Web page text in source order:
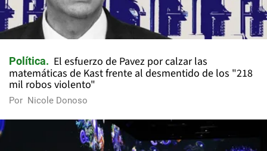
Política
El esfuerzo de Pavez por calzar las
matemáticas de Kast frente al desmentido de los "218
mil robos violento"
Por Nicole Donoso